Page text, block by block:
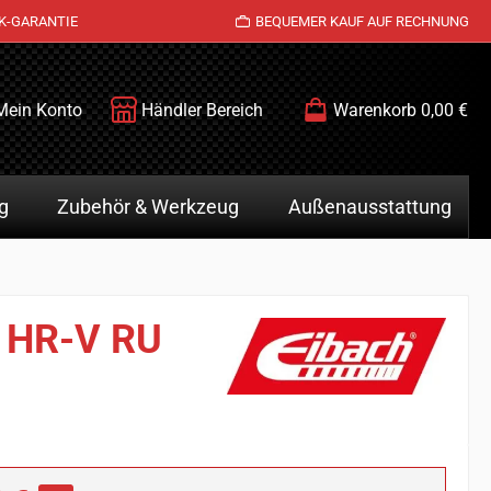
GARANTIE BEQUEMER KAUF AUF RECHNUNG
Konto Händler Bereich Warenkorb 0,00 €
Zubehör & Werkzeug Außenausstattung
V RU